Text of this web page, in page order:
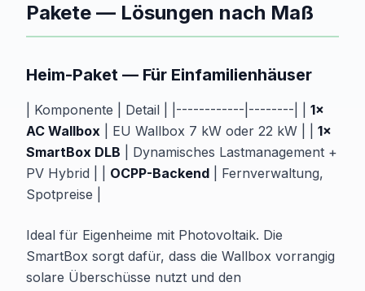
Pakete — Lösungen nach Maß
Heim-Paket — Für Einfamilienhäuser
| Komponente | Detail | |------------|--------| | 1×
AC Wallbox | EU Wallbox 7 kW oder 22 kW | | 1×
SmartBox DLB | Dynamisches Lastmanagement +
PV Hybrid | | OCPP-Backend | Fernverwaltung,
Spotpreise |
Ideal für Eigenheime mit Photovoltaik. Die
SmartBox sorgt dafür, dass die Wallbox vorrangig
solare Überschüsse nutzt und den